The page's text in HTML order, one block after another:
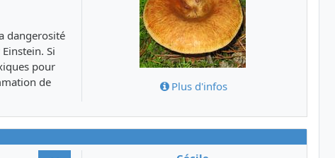
Plus d'infos
dangerosité
Si
pour
de